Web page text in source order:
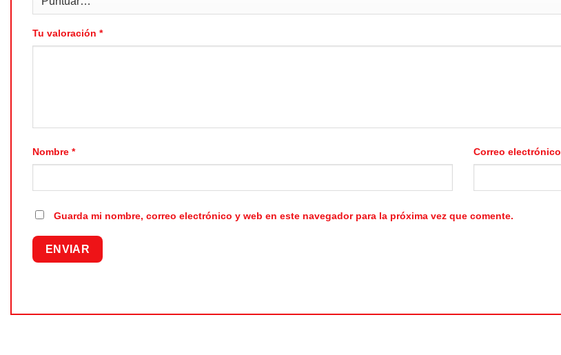
Tu valoración *
Nombre * Correo electrónico
Guarda mi nombre, correo electrónico y web en este navegador para la próxima vez que comente.